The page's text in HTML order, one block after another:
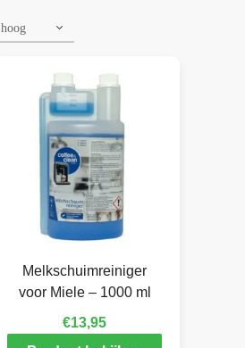
Melkschuimreiniger
voor Miele – 1000 ml
€13,95